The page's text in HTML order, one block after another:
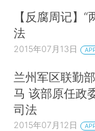
【反腐周记】
法
2015年07月13日
兰州军区联勤
马 该部原任政
司法
2015年07月12日